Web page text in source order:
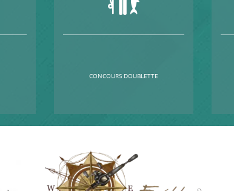
CONCOURS DOUBLETTE